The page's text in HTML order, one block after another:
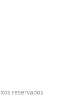
reservados.